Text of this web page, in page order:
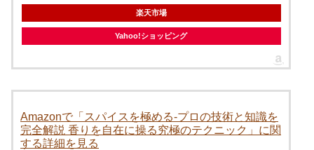
楽天市場
Yahoo!ショッピング
Amazonで「スパイスを極める-プロの技術と知識を
完全解説 香りを自在に操る究極のテクニック」に関
する詳細を見る